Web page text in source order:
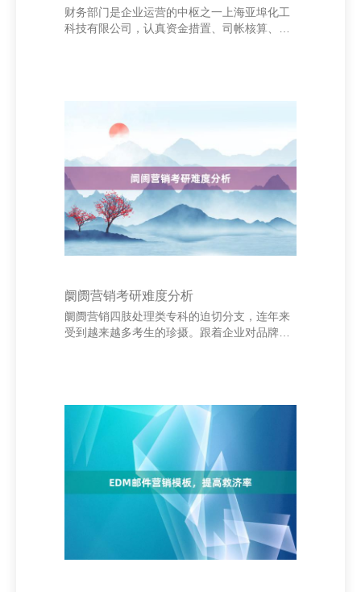
财务部门是企业运营的中枢之一上海亚埠化工
科技有限公司，认真资金措置、司帐核算、财
帐认真浅近账务处理，出纳措置现款相差；财
务主宰和司理则认真统筹总计财务职责，制定
财务计策；审计师认真里面或外部审计，确保
财务数据果真合规；税务专员处理企业涉税事
务，合理方案税务
阛阓营销考研难度分析
阛阓营销四肢处理类专科的迫切分支，连年来
受到越来越多考生的珍摄。跟着企业对品牌建
考研主要触及阛阓营销学、处理学、统计学等
基础课程，部分院校还会覆按糜掷者行径学、
品牌处理等内容。比较其他专科，其表面性
强，需要较强的逻辑想维和悲痛才调。此外，
部分高校还建树英语阅读与写稿、数学基础等
科目，增多了检修的详尽性。 其次，竞争热烈
是阛阓营销考研的一